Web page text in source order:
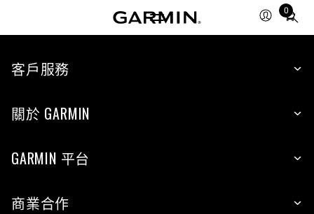
0
Total
客戶服務
關於 GARMIN
GARMIN 平台
商業合作